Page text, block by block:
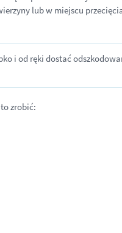
lub w miejscu
i od ręki dostać
zrobić: